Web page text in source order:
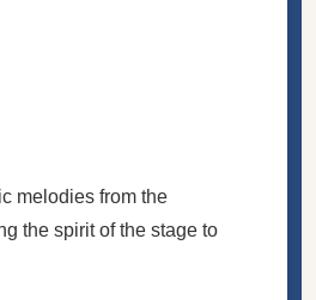
melodies from the
the spirit of the stage to